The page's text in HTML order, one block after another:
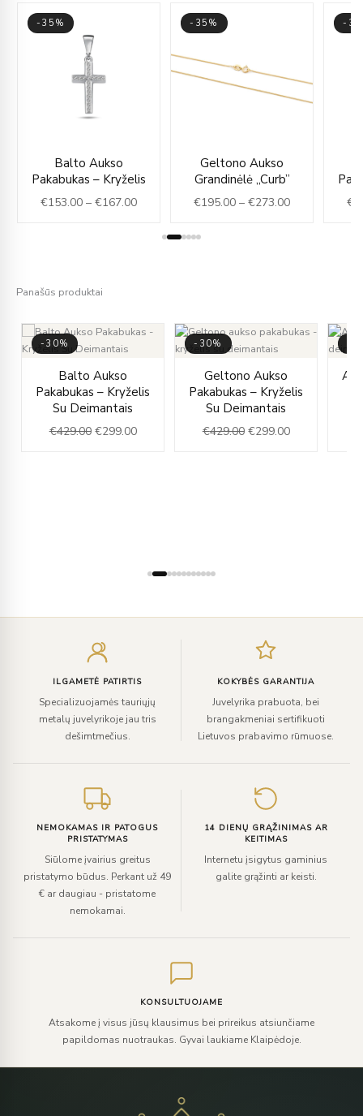
-35%
Balto Aukso
Pakabukas – Kryželis
€153.00 – €167.00
€153.00
through
-35%
Geltono Aukso
Grandinėlė „Curb”
€195.00 – €273.00through
-
€
Panašūs produktai
-30%
Balto Aukso
Pakabukas – Kryželis
Su Deimantais
€429.00
price
was:
€429.00.
€299.00
is:
-30%
Geltono Aukso
Pakabukas – Kryželis
Su Deimantais
€429.00
price
was:
€429.00.
€299.00
is:
ILGAMETĖ PATIRTIS
Specializuojamės tauriųjų
metalų juvelyrikoje jau tris
dešimtmečius.
KOKYBĖS GARANTIJA
Juvelyrika prabuota, bei
brangakmeniai sertifikuoti
Lietuvos prabavimo rūmuose.
NEMOKAMAS IR PATOGUS
PRISTATYMAS
Siūlome įvairius greitus
pristatymo būdus. Perkant už 49
€ ar daugiau - pristatome
nemokamai.
14 DIENŲ GRĄŽINIMAS AR
KEITIMAS
Internetu įsigytus gaminius
galite grąžinti ar keisti.
KONSULTUOJAME
Atsakome į visus jūsų klausimus bei prireikus atsiunčiame
papildomas nuotraukas. Gyvai laukiame Klaipėdoje.